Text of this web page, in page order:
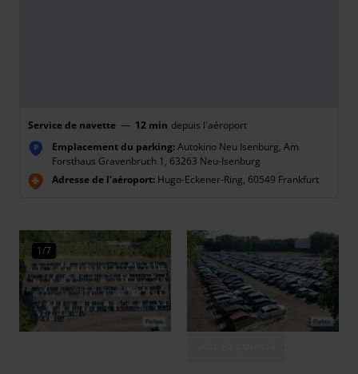
Service de navette — 12 min depuis l'aéroport
P Emplacement du parking:Autokino Neu Isenburg, Am
Forsthaus Gravenbruch 1, 63263 Neu-Isenburg
Adresse de l'aéroport: Hugo-Eckener-Ring, 60549 Frankfurt
1/7